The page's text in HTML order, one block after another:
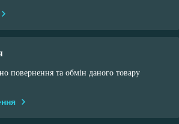
повернення та обмін даного товару